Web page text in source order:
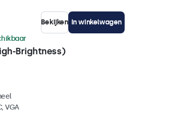
Bekijken In winkelwagen
Brightness)
VGA